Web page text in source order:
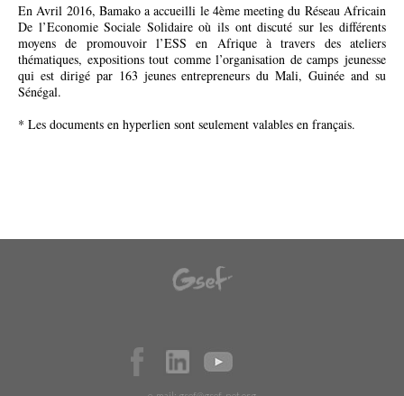
En Avril 2016, Bamako a accueilli le 4ème meeting du Réseau Africain
De l’Economie Sociale Solidaire où ils ont discuté sur les différents
moyens de promouvoir l’ESS en Afrique à travers des ateliers
thématiques, expositions tout comme l’organisation de camps jeunesse
qui est dirigé par 163 jeunes entrepreneurs du Mali, Guinée and su
Sénégal.
* Les documents en hyperlien sont seulement valables en français.